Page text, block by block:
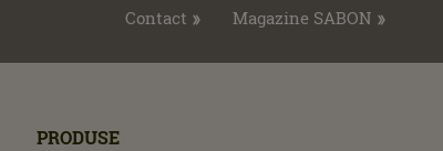
Contact Magazine SABON
PRODUSE